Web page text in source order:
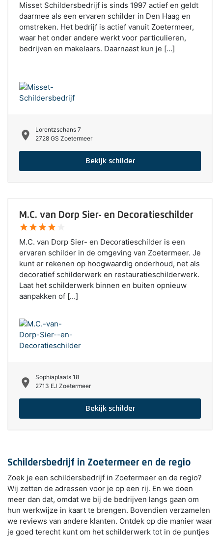
Misset Schildersbedrijf is sinds 1997 actief en geldt
daarmee als een ervaren schilder in Den Haag en
omstreken. Het bedrijf is actief vanuit Zoetermeer,
waar het onder andere werkt voor particulieren,
bedrijven en makelaars. Daarnaast kun je […]
location_on
Lorentzschans 7
2728 GS Zoetermeer
Bekijk schilder
M.C. van Dorp Sier- en Decoratieschilder
star star star star
M.C. van Dorp Sier- en Decoratieschilder is een
ervaren schilder in de omgeving van Zoetermeer. Je
kunt er rekenen op hoogwaardig onderhoud, net als
decoratief schilderwerk en restauratieschilderwerk.
Laat het schilderwerk binnen en buiten opnieuw
aanpakken of […]
location_on
Sophiaplaats 18
2713 EJ Zoetermeer
Bekijk schilder
Schildersbedrijf in Zoetermeer en de regio
Zoek je een schildersbedrijf in Zoetermeer en de regio?
Wij zetten de adressen voor je op een rij. En we doen
meer dan dat, omdat we bij de bedrijven langs gaan om
hun werkwijze in kaart te brengen. Bovendien verzamelen
we reviews van andere klanten. Ontdek op die manier waar
je goed terecht kunt om het schilderwerk tot in de puntjes